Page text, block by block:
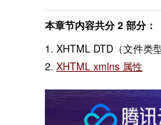
本章节内容共分 2 部分：
1. XHTML DTD（文件类
2. XHTML xmlns 属性